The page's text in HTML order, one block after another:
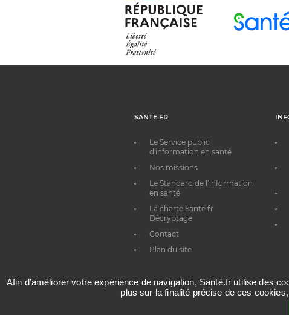
SANTE.FR
Le Service public
d'information en santé
Nos missions
Le Standard de l’information
en santé
La charte Santé.fr
Décryptage
Contact
Plan du site
Afin d’améliorer votre expérience de navigation, Santé.fr utilise des
plus sur la finalité précise de ces